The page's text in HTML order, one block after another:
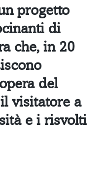
progetto
di
che, in 20
del
visitatore a
e i risvolti